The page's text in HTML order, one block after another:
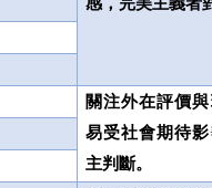
感，完美主義者
關注外在評價
易受社會期待
主判斷。